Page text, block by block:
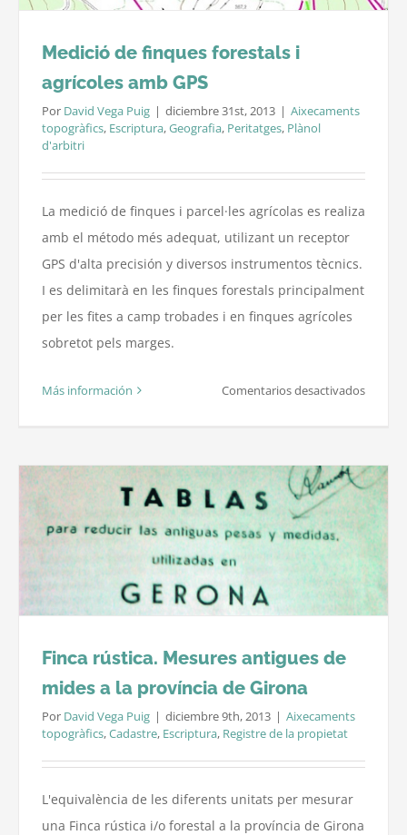
Medició de finques forestals i
agrícoles amb GPS
Por David Vega Puig | diciembre 31st, 2013 | Aixecaments
topogràfics, Escriptura,Geografia, Peritatges, Plànol
d'arbitri
La medició de finques i parcel·les agrícolas es realiza
amb el método més adequat, utilizant un receptor
GPS d'alta precisión y diversos instrumentos tècnics.
I es delimitarà en les finques forestals principalment
per les fites a camp trobades i en finques agrícoles
sobretot pels marges.
Más información Comentarios desactivadosen
finques
i
amb
GPS
Finca rústica. Mesures antigues de
mides a la província de Girona
Por David Vega Puig | diciembre 9th, 2013 | Aixecaments
topogràfics,Cadastre, Escriptura, Registre de la propietat
L'equivalència de les diferents unitats per mesurar
una Finca rústica i/o forestal a la província de Girona